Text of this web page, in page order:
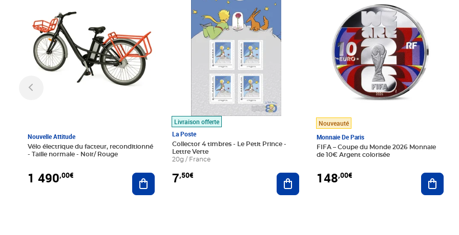
Nouvelle Attitude
Vélo électrique du facteur, reconditionné
- Taille normale - Noir/ Rouge
1 490,00€ Ajouter au panier
Livraison offerte
La Poste
Collector 4 timbres - Le Petit Prince -
Lettre Verte
20g / France
7,50€ Ajouter au panier
Nouveauté
Monnaie De Paris
FIFA – Coupe du Monde 2026 Monnaie
de 10€ Argent colorisée
148,00€